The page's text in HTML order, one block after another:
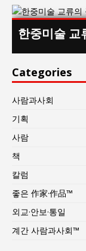
한중미술 교
Categories
사람과사회
기획
사람
책
칼럼
좋은 作家·作品™
외교·안보·통일
계간 사람과사회™